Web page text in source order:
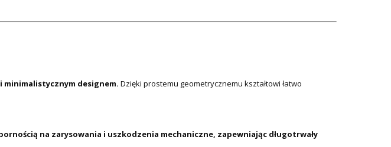
minimalistycznym designem. Dzięki prostemu geometrycznemu kształtowi łatwo
na zarysowania i uszkodzenia mechaniczne, zapewniając długotrwały